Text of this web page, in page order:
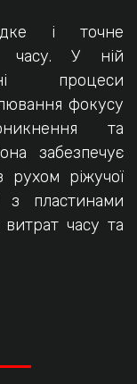
і точне
часу. У ній
процеси
фокусу
та
забезпечує
ріжучої
з пластинами
часу та